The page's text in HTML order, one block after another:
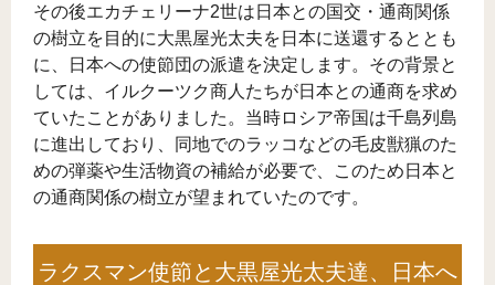
その後エカチェリーナ2世は日本との国交・通商関係
の樹立を目的に大黒屋光太夫を日本に送還するととも
に、日本への使節団の派遣を決定します。その背景と
しては、イルクーツク商人たちが日本との通商を求め
ていたことがありました。当時ロシア帝国は千島列島
に進出しており、同地でのラッコなどの毛皮獣猟のた
めの弾薬や生活物資の補給が必要で、このため日本と
の通商関係の樹立が望まれていたのです。
ラクスマン使節と大黒屋光太夫達、日本へ